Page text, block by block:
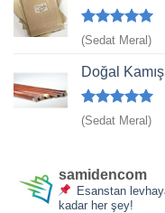
5 üzerinden
5
(Sedat Meral)
Doğal
5 üzerinden
5
(Sedat Meral)
samidencom
Esanstan
kadar her şey!